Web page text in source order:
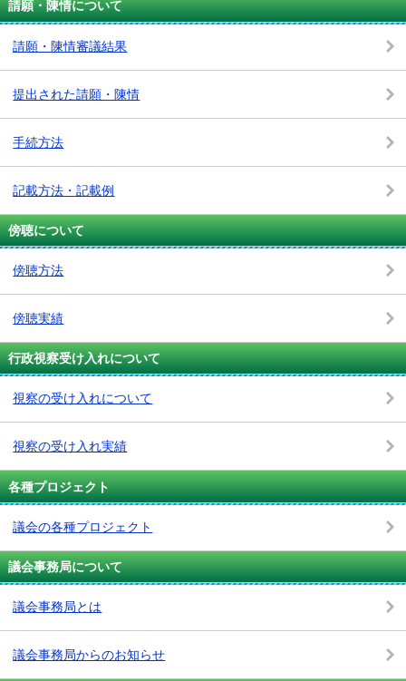
請願・陳情について
請願・陳情審議結果
提出された請願・陳情
手続方法
記載方法・記載例
傍聴について
傍聴方法
傍聴実績
行政視察受け入れについて
視察の受け入れについて
視察の受け入れ実績
各種プロジェクト
議会の各種プロジェクト
議会事務局について
議会事務局とは
議会事務局からのお知らせ